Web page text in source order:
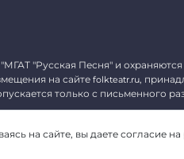
"Русская Песня" и
на сайте folkteatr.ru,
только с письменного
на сайте, вы даете согласие